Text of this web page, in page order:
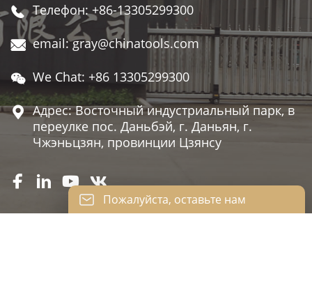
Пожалуйста, оставьте нам
 Телефон: +86-13305299300
 email: gray@chinatools.com
 We Chat: +86 13305299300
 Адрес: Восточный индустриальный парк, в
переулке пос. Даньбэй, г. Даньян, г.
Чжэньцзян, провинции Цзянсу
   